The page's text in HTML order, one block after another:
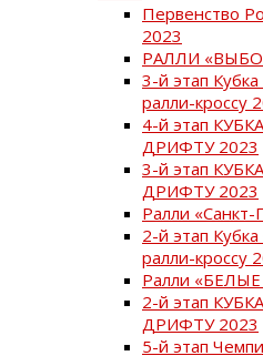
Первенство
2023
РАЛЛИ
3-й этап
ралли-кроссу
4-й этап
ДРИФТУ 2023
3-й этап
ДРИФТУ 2023
Ралли
2-й этап
ралли-кроссу
Ралли
2-й этап
ДРИФТУ 2023
5-й этап